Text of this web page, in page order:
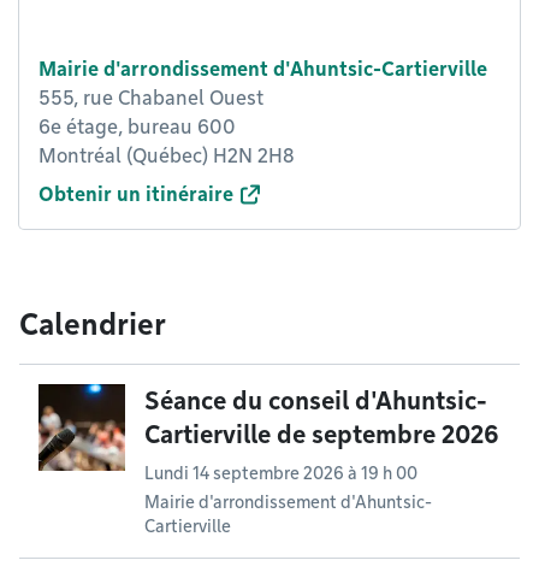
Mairie d'arrondissement d'Ahuntsic-Cartierville
555, rue Chabanel Ouest
6e étage, bureau 600
Montréal (Québec) H2N 2H8
Obtenir un itinéraire
Calendrier
Séance du conseil d'Ahuntsic-
Cartierville de septembre 2026
Lundi 14 septembre 2026 à 19 h 00
Mairie d'arrondissement d'Ahuntsic-
Cartierville